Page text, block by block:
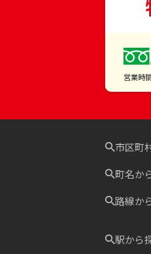
営業時
市区町
町名か
路線か
駅から